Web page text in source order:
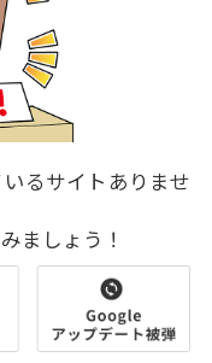
るサイトありませ
ましょう！